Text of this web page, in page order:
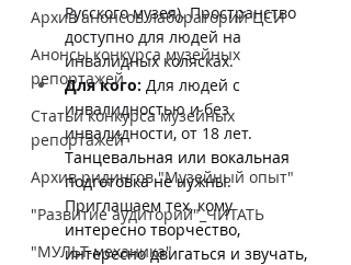
Архив анонсов лабораторий ЦСИ
Анонсы конкурса музейных
репортажей
Статьи конкурса музейных
репортажей
Архив ридингов "Музейный опыт"
"Развитие аудиторий"_ЧИТАТЬ
"МУЛЬТ-механика"
Русского музея). Пространство
доступно для людей на
инвалидных колясках.
Для кого: Для людей с
инвалидностью и без
инвалидности, от 18 лет.
Танцевальная или вокальная
подготовка не нужны.
Приглашаем тех, кому
интересно творчество,
интересно двигаться и звучать,